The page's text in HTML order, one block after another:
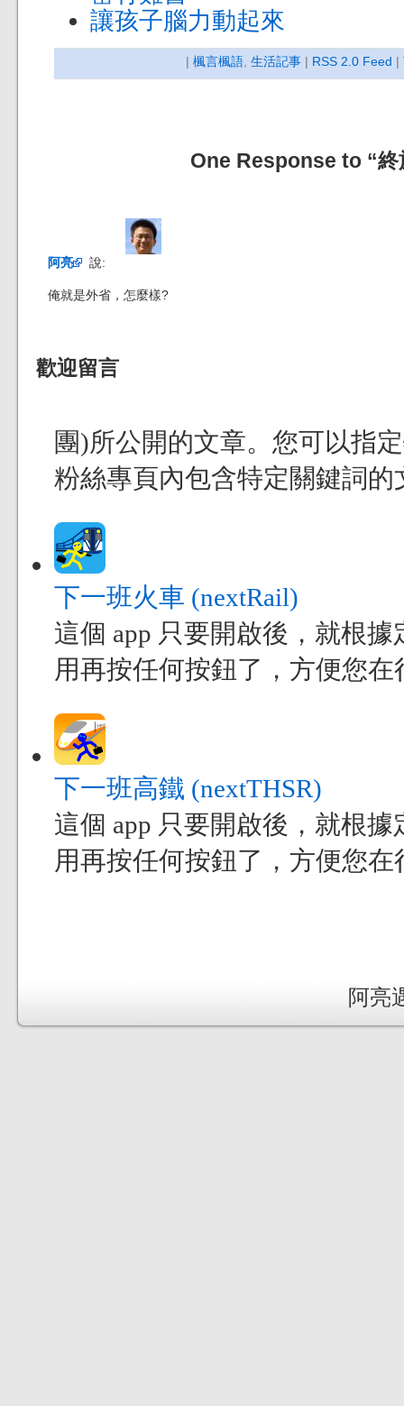
讓孩子腦力動起來
| 楓言楓語, 生活記事 | RSS 2.0 Feed |
One Response to “終
阿亮 說:
俺就是外省，怎麼樣?
歡迎留言
團)所公開的文章。您可以指
粉絲專頁內包含特定關鍵詞的
下一班火車 (nextRail)
這個 app 只要開啟後，就根
用再按任何按鈕了，方便您
下一班高鐵 (nextTHSR)
這個 app 只要開啟後，就根
用再按任何按鈕了，方便您
阿亮